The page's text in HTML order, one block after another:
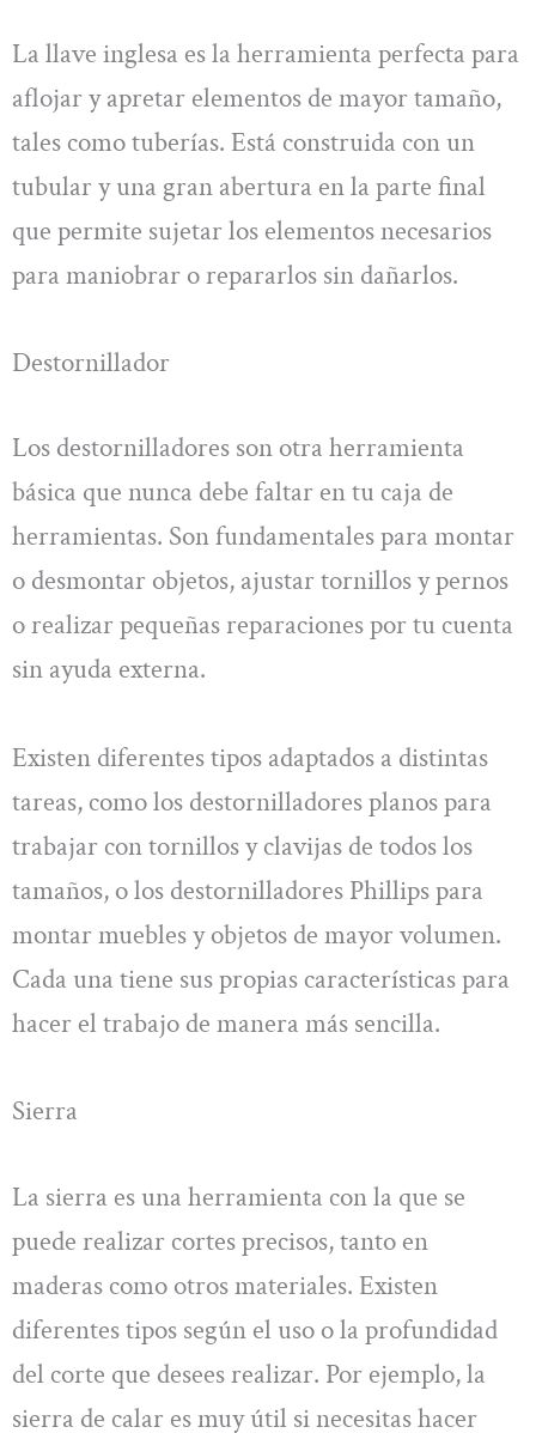
La llave inglesa es la herramienta perfecta para
aflojar y apretar elementos de mayor tamaño,
tales como tuberías. Está construida con un
tubular y una gran abertura en la parte final
que permite sujetar los elementos necesarios
para maniobrar o repararlos sin dañarlos.
Destornillador
Los destornilladores son otra herramienta
básica que nunca debe faltar en tu caja de
herramientas. Son fundamentales para montar
o desmontar objetos, ajustar tornillos y pernos
o realizar pequeñas reparaciones por tu cuenta
sin ayuda externa.
Existen diferentes tipos adaptados a distintas
tareas, como los destornilladores planos para
trabajar con tornillos y clavijas de todos los
tamaños, o los destornilladores Phillips para
montar muebles y objetos de mayor volumen.
Cada una tiene sus propias características para
hacer el trabajo de manera más sencilla.
Sierra
La sierra es una herramienta con la que se
puede realizar cortes precisos, tanto en
maderas como otros materiales. Existen
diferentes tipos según el uso o la profundidad
del corte que desees realizar. Por ejemplo, la
sierra de calar es muy útil si necesitas hacer